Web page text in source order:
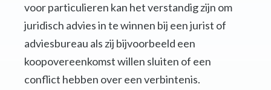
voor particulieren kan het verstandig zijn om
juridisch advies in te winnen bij een jurist of
adviesbureau als zij bijvoorbeeld een
koopovereenkomst willen sluiten of een
conflict hebben over een verbintenis.